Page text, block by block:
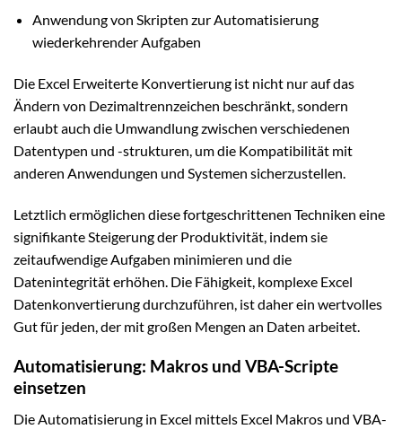
Anwendung von Skripten zur Automatisierung
wiederkehrender Aufgaben
Die Excel Erweiterte Konvertierung ist nicht nur auf das
Ändern von Dezimaltrennzeichen beschränkt, sondern
erlaubt auch die Umwandlung zwischen verschiedenen
Datentypen und -strukturen, um die Kompatibilität mit
anderen Anwendungen und Systemen sicherzustellen.
Letztlich ermöglichen diese fortgeschrittenen Techniken eine
signifikante Steigerung der Produktivität, indem sie
zeitaufwendige Aufgaben minimieren und die
Datenintegrität erhöhen. Die Fähigkeit, komplexe Excel
Datenkonvertierung durchzuführen, ist daher ein wertvolles
Gut für jeden, der mit großen Mengen an Daten arbeitet.
Automatisierung: Makros und VBA-Scripte
einsetzen
Die Automatisierung in Excel mittels Excel Makros und VBA-